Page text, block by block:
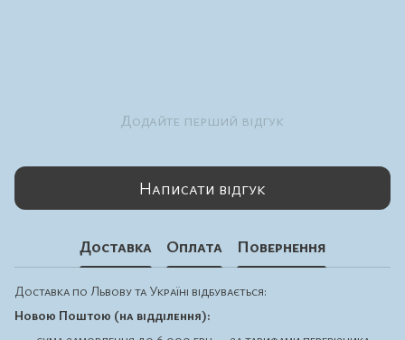
Додайте перший відгук
Написати відгук
Доставка Оплата Повернення
Доставка по Львову та Україні відбувається:
Новою Поштою (на відділення):